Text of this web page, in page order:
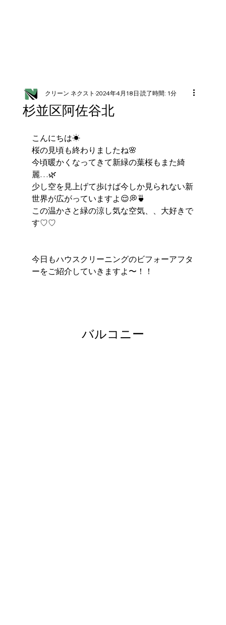
杉並区阿佐谷北
クリーン ネクスト 2024年4月18日 読了時間: 1分
こんにちは☀
桜の見頃も終わりましたね🌸
今頃暖かくなってきて新緑の葉桜もまた綺
麗…🌿
少し空を見上げて歩けば今しか見られない新
世界が広がっていますよ😌💭🍵
この温かさと緑の涼し気な空気、、大好きで
す♡♡
今日もハウスクリーニングのビフォーアフタ
ーをご紹介していきますよ〜！！
バルコニー